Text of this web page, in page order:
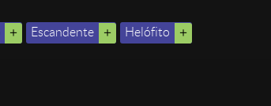
Escandente Helófito